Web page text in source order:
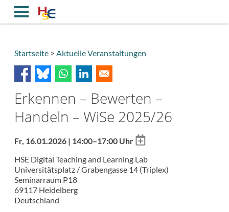
Inhalt
Breadcrumb
Startseite Aktuelle Veranstaltungen
Erkennen – Bewerten –
Handeln – WiSe 2025/26
Fr, 16.01.2026 | 14:00–17:00 Uhr Add
calendar
HSE Digital Teaching and Learning Lab
Universitätsplatz / Grabengasse 14 (Triplex)
Seminarraum P18
69117 Heidelberg
Deutschland